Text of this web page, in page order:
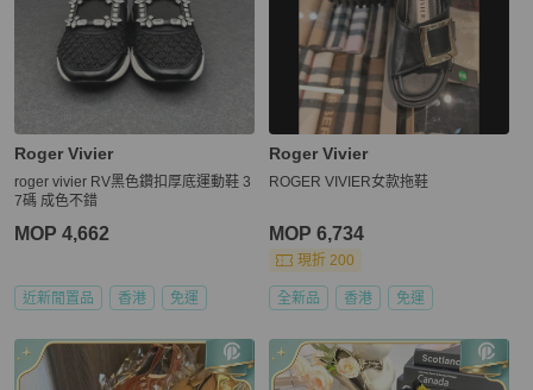
Roger Vivier
roger vivier RV黑色鑽扣厚底運動鞋 3
7碼 成色不錯
MOP 4,662
近新閒置品 香港 免運
Roger Vivier
ROGER VIVIER女款拖鞋
MOP 6,734
現折 200
全新品 香港 免運